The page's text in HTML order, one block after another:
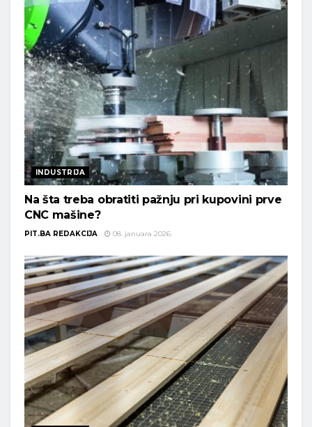
INDUSTRIJA
Na šta treba obratiti pažnju pri kupovini prve
CNC mašine?
PIT.BA REDAKCIJA 08. januara 2026.